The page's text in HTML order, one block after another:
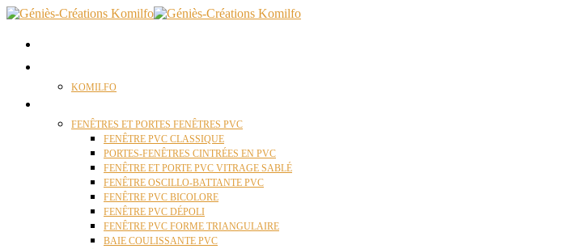
KOMILFO
FENÊTRES ET PORTES FENÊTRES PVC
FENÊTRE PVC CLASSIQUE
PORTES-FENÊTRES CINTRÉES EN PVC
FENÊTRE ET PORTE PVC VITRAGE SABLÉ
FENÊTRE OSCILLO-BATTANTE PVC
FENÊTRE PVC BICOLORE
FENÊTRE PVC DÉPOLI
FENÊTRE PVC FORME TRIANGULAIRE
BAIE COULISSANTE PVC